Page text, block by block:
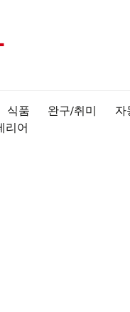
식품 완구/취미 자
리어